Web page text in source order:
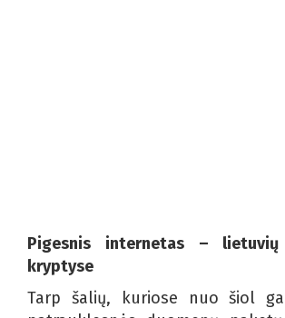
Pigesnis internetas – lietuvių
kryptyse
Tarp šalių, kuriose nuo šiol